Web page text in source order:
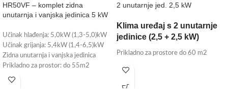
HR50VF – komplet zidna
unutarnja i vanjska jedinica 5 kW
Učinak hlađenja: 5,0kW (1,3-5,0)kW
Učinak grijanja: 5,4kW (1,4-6,5)kW
Zidna unutarnja i vanjska jedinica
Prikladno za prostor: do 55m2
Energetska klasa: A++
2 unutarnje jed. 2,5 kW
Klima uređaj s 2 unutarnje
jedinice (2,5 + 2,5 kW)
Prikladno za prostore do 60 m2